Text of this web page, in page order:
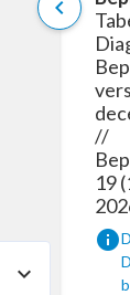
chevron_left
//
19
info